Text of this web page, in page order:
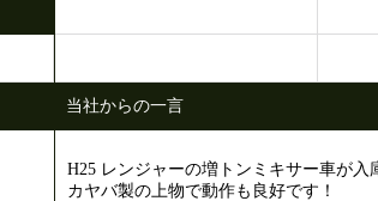
当社からの一言
H25 レンジャーの増トンミキサー車が入
カヤバ製の上物で動作も良好です！